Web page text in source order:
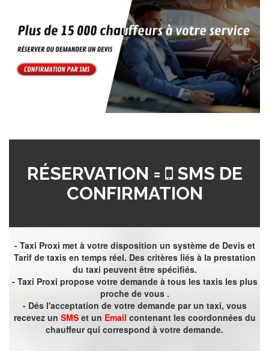
RÉSERVATION =
SMS DE
CONFIRMATION
- Taxi Proxi met à votre disposition un système de Devis et
Tarif de taxis en temps réel. Des critères liés à la prestation
du taxi peuvent être spécifiés.
- Taxi Proxi propose votre demande à tous les taxis les plus
proche de vous .
- Dés l'acceptation de votre demande par un taxi, vous
recevez un SMSet un Email contenant les coordonnées du
chauffeur qui correspond à votre demande.